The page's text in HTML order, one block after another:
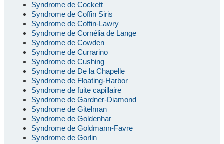
Syndrome de Cockett
Syndrome de Coffin Siris
Syndrome de Coffin-Lawry
Syndrome de Cornélia de Lange
Syndrome de Cowden
Syndrome de Currarino
Syndrome de Cushing
Syndrome de De la Chapelle
Syndrome de Floating-Harbor
Syndrome de fuite capillaire
Syndrome de Gardner-Diamond
Syndrome de Gitelman
Syndrome de Goldenhar
Syndrome de Goldmann-Favre
Syndrome de Gorlin